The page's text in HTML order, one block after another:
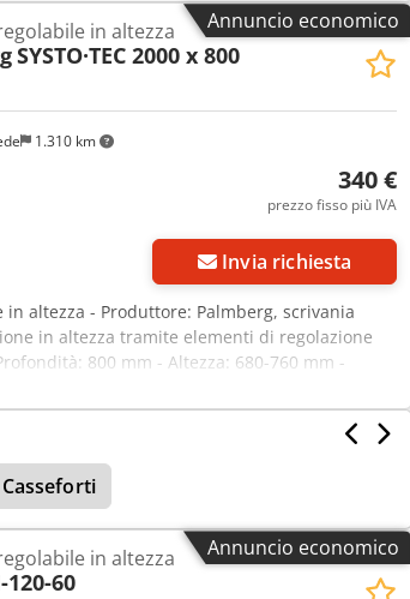
Annuncio economico
1.310 km
in altezza
SYSTO·TEC 2000 x 800
340 €
prezzo fisso più IVA
Invia richiesta
altezza - Produttore: Palmberg, scrivania
in altezza tramite elementi di regolazione
800 mm - Altezza: 680-760 mm -
L/P/H 2000/800/720 mm - Peso: 43
Casseforti
Annuncio economico
in altezza
120-60